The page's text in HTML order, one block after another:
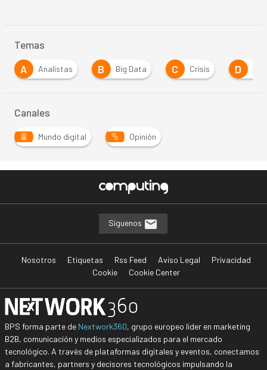
Temas
A
Analistas B Big Data C Crisis D
Canales
Mundo digital
Opinión
Síguenos
Nosotros Etiquetas Rss Feed Aviso Legal
Privacidad
Cookie
Cookie Center
BPS forma parte de Nextwork360, grupo europeo líder en marketing
B2B, comunicación y medios especializados para el mercado
tecnológico. A través de plataformas digitales y eventos, conectamos
a fabricantes, partners y decisores tecnológicos impulsando la